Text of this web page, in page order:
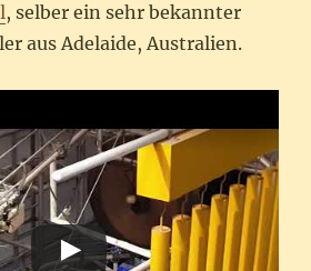
, selber ein sehr bekannter
aus Adelaide, Australien.